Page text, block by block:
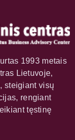
1993 metais
Lietuvoje,
steigiant visų
rengiant
tęstinę